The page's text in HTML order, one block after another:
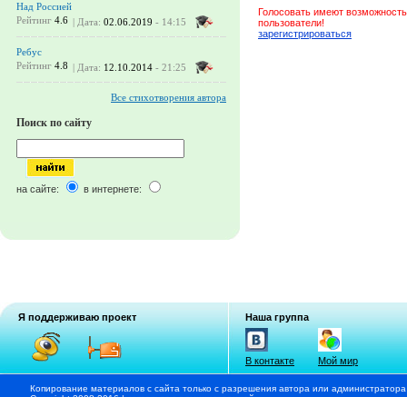
Над Россией
Рейтинг 4.6 | Дата: 02.06.2019 - 14:15
Ребус
Рейтинг 4.8 | Дата: 12.10.2014 - 21:25
Все стихотворения автора
Поиск по сайту
на сайте: в интернете:
Голосовать имеют
пользователи!
зарегистрироваться
Я поддерживаю проект Наша группа
В контакте Мой мир
Копирование материалов с сайта только с разрешения автора или